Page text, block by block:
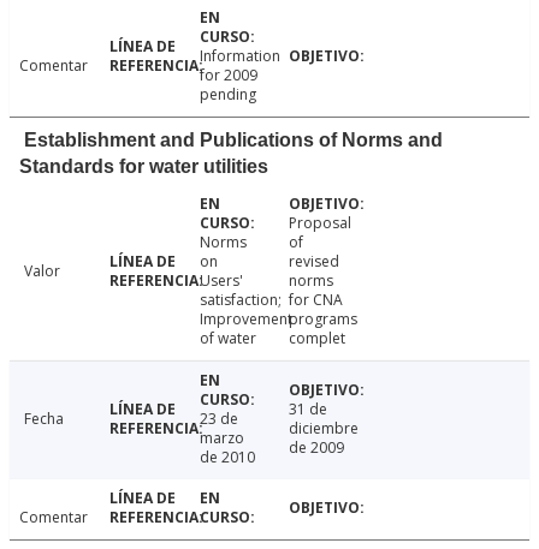
Comentar
Information
for 2009
pending
Establishment and Publications of Norms and
Standards for water utilities
Valor
Norms
on
Users'
satisfaction;
Improvement
of water
Proposal
of
revised
norms
for CNA
programs
complet
Fecha
23 de
marzo
de 2010
31 de
diciembre
de 2009
Comentar